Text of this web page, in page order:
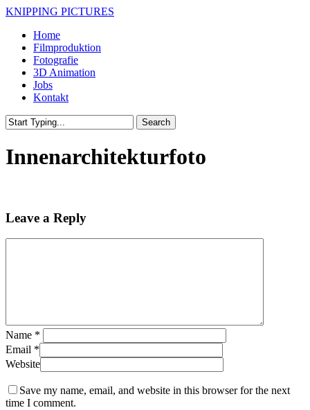
Skip
main
content
KNIPPING PICTURES
Menu
Home
Filmproduktion
Fotografie
3D Animation
Jobs
Kontakt
Search
Search
Innenarchitekturfoto
Leave a Reply
Name *
Email *
Website
Save my name, email, and website in this browser for the next
time I comment.